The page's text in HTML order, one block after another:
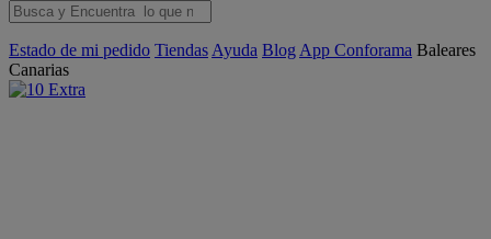
Estado de mi pedido Tiendas Ayuda Blog App Conforama Baleares
Canarias